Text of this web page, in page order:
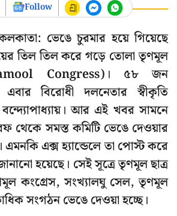
Follow
ভেঙে চুরমার হয়ে গিয়েছে
তিল তিল করে গড়ে তোলা তৃণমূল
Congress)। ৫৮ জন
বিরোধী দলনেতার স্বীকৃতি
আর এই খবর সামনে
সমস্ত কমিটি ভেঙে দেওয়ার
এমনকি এক্স হ্যান্ডেলে তা পোস্ট করে
হয়েছে। সেই সূত্রে তৃণমূল ছাত্র
কংগ্রেস, সংখ্যালঘু সেল, তৃণমূল
সংগঠন ভেঙে দেওয়া হচ্ছে।